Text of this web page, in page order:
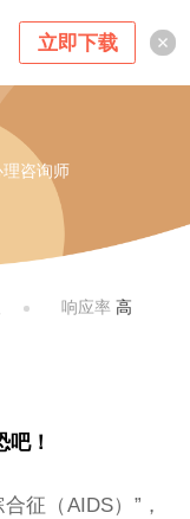
立即下载
咨询师
响应率 高
！
征（AIDS）”，